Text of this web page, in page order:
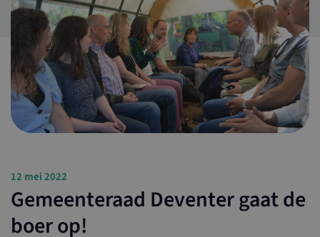
12 mei 2022
Gemeenteraad Deventer gaat de
boer op!